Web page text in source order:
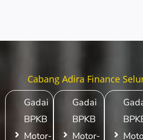
Cabang Adira Finance
Gadai
BPKB
Motor-
Gadai
BPKB
Motor-